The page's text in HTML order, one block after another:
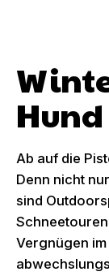
Hund
Ab auf die
Denn nicht
sind
Vergnügen